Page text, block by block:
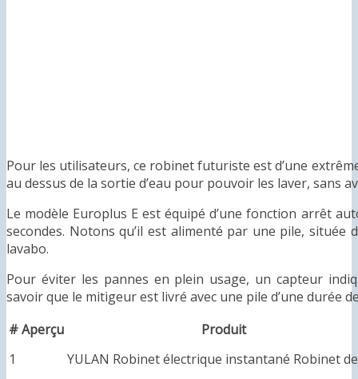
Pour les utilisateurs, ce robinet futuriste est d’une
au dessus de la sortie d’eau pour pouvoir les laver, sans
Le modèle Europlus E est équipé d’une fonction arrêt
secondes. Notons qu’il est alimenté par une pile, située
lavabo.
Pour éviter les pannes en plein usage, un capteur
savoir que le mitigeur est livré avec une pile d’une durée
#Aperçu
Produit
1
YULAN Robinet électrique instantané Robinet